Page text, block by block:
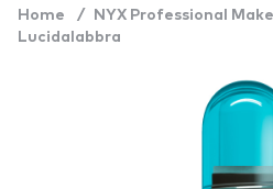
Home / NYX Professional
Lucidalabbra